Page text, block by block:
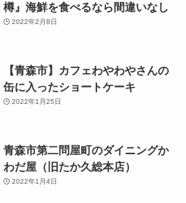
樽』海鮮を食べるなら間違いなし
2022年2月8日
【青森市】カフェわやわやさんの
缶に入ったショートケーキ
2022年1月25日
青森市第二問屋町のダイニングか
わだ屋（旧たか久総本店）
2022年1月4日